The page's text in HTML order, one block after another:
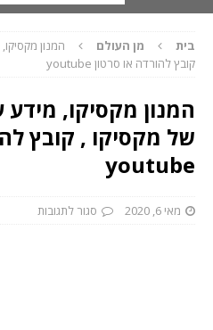
בית מן העולם
המנון
קובץ להורדה או סרטון youtube
המנון מקסיקו, מידע
של מקסיקו , קובץ
youtube
מאי 6, 2020 סגור לתגובות